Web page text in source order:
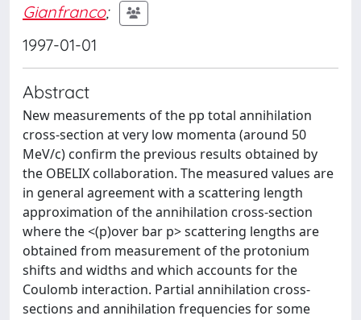
Gianfranco;
1997-01-01
Abstract
New measurements of the pp total annihilation
cross-section at very low momenta (around 50
MeV/c) confirm the previous results obtained by
the OBELIX collaboration. The measured values are
in general agreement with a scattering length
approximation of the annihilation cross-section
where the <(p)over bar p> scattering lengths are
obtained from measurement of the protonium
shifts and widths and which accounts for the
Coulomb interaction. Partial annihilation cross-
sections and annihilation frequencies for some